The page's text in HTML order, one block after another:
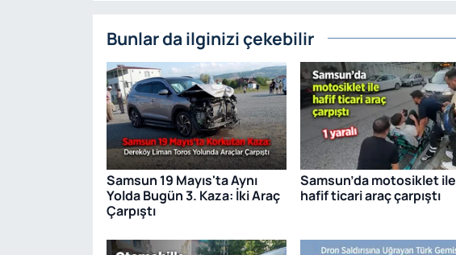
Bunlar da ilginizi çekebilir
Samsun 19 Mayıs'ta Aynı
Yolda Bugün 3. Kaza: İki Araç
Çarpıştı
Samsun’da motosiklet ile
hafif ticari araç çarpıştı